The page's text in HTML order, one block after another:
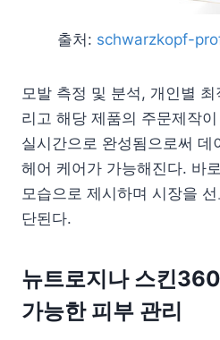
출처: schwarzkopf-
모발 측정 및 분석, 개인별
리고 해당 제품의 주문제작
실시간으로 완성됨으로써 데
헤어 케어가 가능해진다. 바
모습으로 제시하며 시장을
단된다.
뉴트로지나 스킨
가능한 피부 관리